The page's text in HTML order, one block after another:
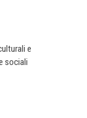
e
sociali